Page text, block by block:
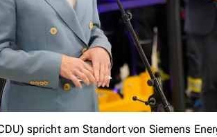
spricht am Standort von Siemens